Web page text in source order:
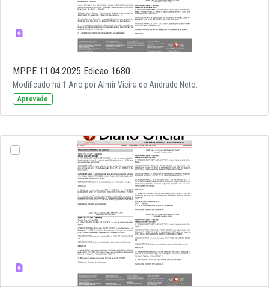
MPPE 11.04.2025 Edicao 1680
Modificado há 1 Ano por Almir Vieira de Andrade Neto.
Aprovado